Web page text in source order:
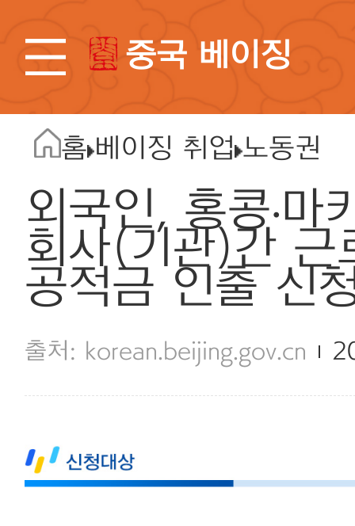
중국 베이징
홈 베이징 취업 노동권
외국인, 홍콩∙마
회사(기관)간
공적금 인출 신
korean.beijing.gov.cn